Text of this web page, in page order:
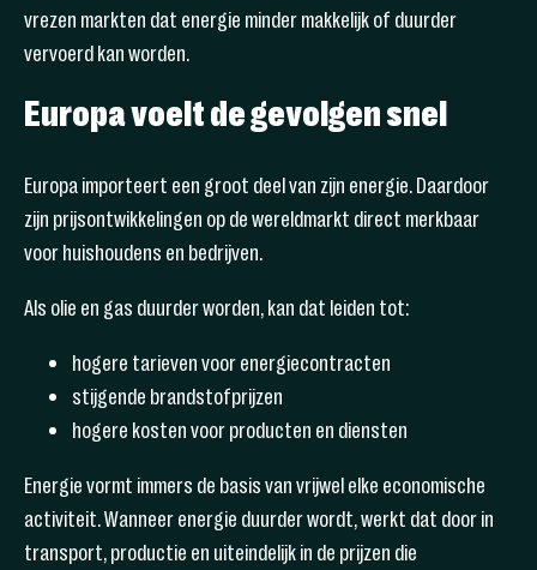
vrezen markten dat energie minder makkelijk of duurder
vervoerd kan worden.
Europa voelt de gevolgen snel
Europa importeert een groot deel van zijn energie. Daardoor
zijn prijsontwikkelingen op de wereldmarkt direct merkbaar
voor huishoudens en bedrijven.
Als olie en gas duurder worden, kan dat leiden tot:
hogere tarieven voor energiecontracten
stijgende brandstofprijzen
hogere kosten voor producten en diensten
Energie vormt immers de basis van vrijwel elke economische
activiteit. Wanneer energie duurder wordt, werkt dat door in
transport, productie en uiteindelijk in de prijzen die